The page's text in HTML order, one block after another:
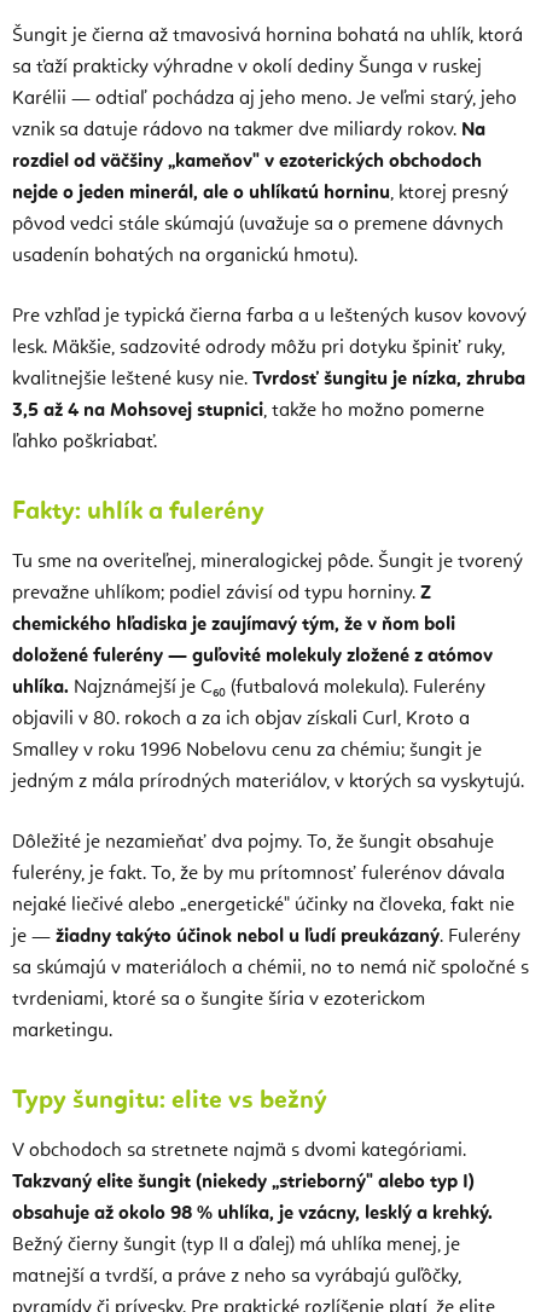
Šungit je čierna až tmavosivá hornina bohatá na uhlík, ktorá
sa ťaží prakticky výhradne v okolí dediny Šunga v ruskej
Karélii — odtiaľ pochádza aj jeho meno. Je veľmi starý, jeho
vznik sa datuje rádovo na takmer dve miliardy rokov. Na
rozdiel od väčšiny „kameňov" v ezoterických obchodoch
nejde o jeden minerál, ale o uhlíkatú horninu, ktorej presný
pôvod vedci stále skúmajú (uvažuje sa o premene dávnych
usadenín bohatých na organickú hmotu).
Pre vzhľad je typická čierna farba a u leštených kusov kovový
lesk. Mäkšie, sadzovité odrody môžu pri dotyku špiniť ruky,
kvalitnejšie leštené kusy nie. Tvrdosť šungitu je nízka, zhruba
3,5 až 4 na Mohsovej stupnici, takže ho možno pomerne
ľahko poškriabať.
Fakty: uhlík a fulerény
Tu sme na overiteľnej, mineralogickej pôde. Šungit je tvorený
prevažne uhlíkom; podiel závisí od typu horniny. Z
chemického hľadiska je zaujímavý tým, že v ňom boli
doložené fulerény — guľovité molekuly zložené z atómov
uhlíka. Najznámejší je C₆₀ (futbalová molekula). Fulerény
objavili v 80. rokoch a za ich objav získali Curl, Kroto a
Smalley v roku 1996 Nobelovu cenu za chémiu; šungit je
jedným z mála prírodných materiálov, v ktorých sa vyskytujú.
Dôležité je nezamieňať dva pojmy. To, že šungit obsahuje
fulerény, je fakt. To, že by mu prítomnosť fulerénov dávala
nejaké liečivé alebo „energetické" účinky na človeka, fakt nie
je — žiadny takýto účinok nebol u ľudí preukázaný. Fulerény
sa skúmajú v materiáloch a chémii, no to nemá nič spoločné s
tvrdeniami, ktoré sa o šungite šíria v ezoterickom
marketingu.
Typy šungitu: elite vs bežný
V obchodoch sa stretnete najmä s dvomi kategóriami.
Takzvaný elite šungit (niekedy „strieborný" alebo typ I)
obsahuje až okolo 98 % uhlíka, je vzácny, lesklý a krehký.
Bežný čierny šungit (typ II a ďalej) má uhlíka menej, je
matnejší a tvrdší, a práve z neho sa vyrábajú guľôčky,
pyramídy či prívesky. Pre praktické rozlíšenie platí, že elite